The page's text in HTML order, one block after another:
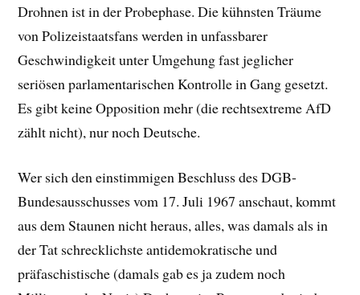
Drohnen ist in der Probephase. Die kühnsten Träume
von Polizeistaatsfans werden in unfassbarer
Geschwindigkeit unter Umgehung fast jeglicher
seriösen parlamentarischen Kontrolle in Gang gesetzt.
Es gibt keine Opposition mehr (die rechtsextreme AfD
zählt nicht), nur noch Deutsche.
Wer sich den einstimmigen Beschluss des DGB-
Bundesausschusses vom 17. Juli 1967 anschaut, kommt
aus dem Staunen nicht heraus, alles, was damals als in
der Tat schrecklichste antidemokratische und
präfaschistische (damals gab es ja zudem noch